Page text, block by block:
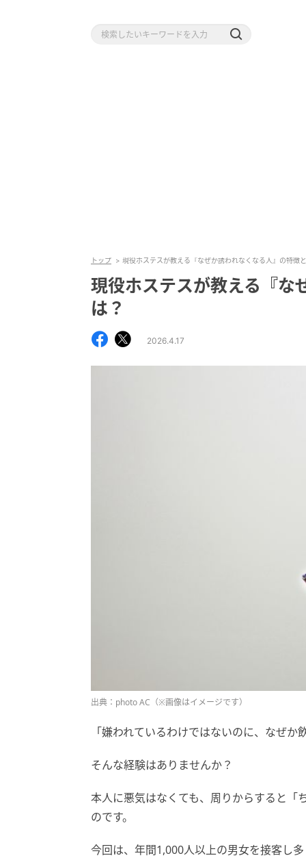
トップ 現役ホステスが教える『なぜか誘われなくなる人』の特徴
現役ホステスが教える『な
は？
2026.4.17
出典：photo AC（※画像はイメージです）
「嫌われているわけではないのに、なぜ
そんな経験はありませんか？
本人に悪気はなくても、周りからすると「
のです。
今回は、年間1,000人以上の男女を接客し